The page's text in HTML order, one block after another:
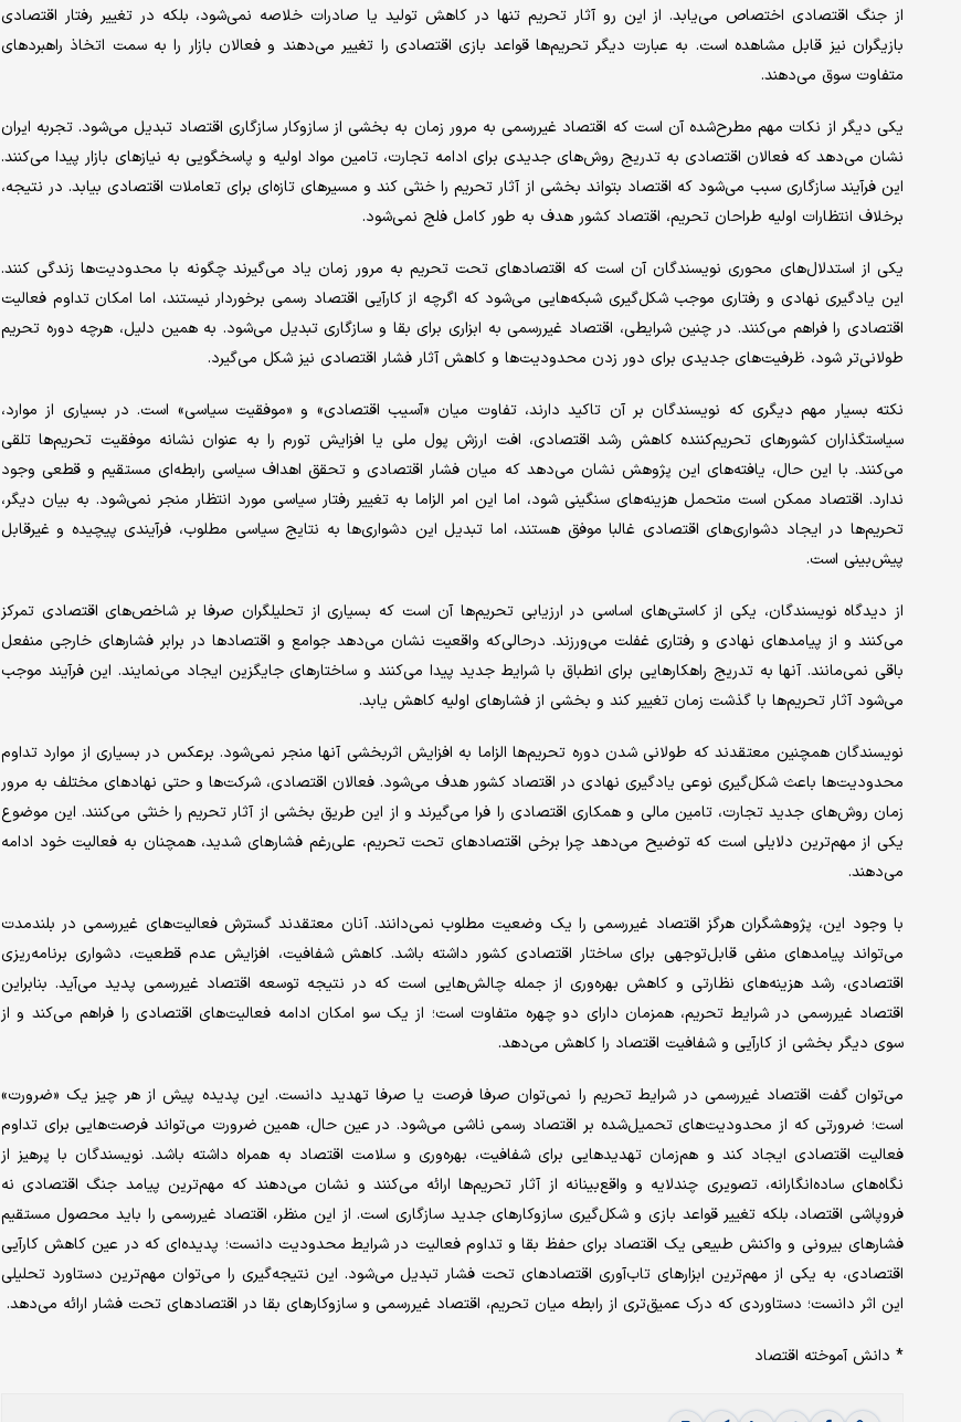
از جنگ اقتصادی اختصاص می‌یابد. از این رو آثار تحریم تنها در کاهش تولید یا صادرات خلاصه نمی‌شود، بلکه در تغییر رفتار اقتصادی
بازیگران نیز قابل مشاهده است. به عبارت دیگر تحریم‌ها قواعد بازی اقتصادی را تغییر می‌دهند و فعالان بازار را به سمت اتخاذ راهبردهای
متفاوت سوق می‌دهند.
یکی دیگر از نکات مهم مطرح‌شده آن است که اقتصاد غیررسمی به مرور زمان به بخشی از سازوکار سازگاری اقتصاد تبدیل می‌شود. تجربه ایران
نشان می‌دهد که فعالان اقتصادی به تدریج روش‌های جدیدی برای ادامه تجارت، تامین مواد اولیه و پاسخگویی به نیازهای بازار پیدا می‌کنند.
این فرآیند سازگاری سبب می‌شود که اقتصاد بتواند بخشی از آثار تحریم را خنثی کند و مسیرهای تازه‌ای برای تعاملات اقتصادی بیابد. در نتیجه،
برخلاف انتظارات اولیه طراحان تحریم، اقتصاد کشور هدف به طور کامل فلج نمی‌شود.
یکی از استدلال‌های محوری نویسندگان آن است که اقتصادهای تحت تحریم به مرور زمان یاد می‌گیرند چگونه با محدودیت‌ها زندگی کنند.
این یادگیری نهادی و رفتاری موجب شکل‌گیری شبکه‌هایی می‌شود که اگرچه از کارآیی اقتصاد رسمی برخوردار نیستند، اما امکان تداوم فعالیت
اقتصادی را فراهم می‌کنند. در چنین شرایطی، اقتصاد غیررسمی به ابزاری برای بقا و سازگاری تبدیل می‌شود. به همین دلیل، هرچه دوره تحریم
طولانی‌تر شود، ظرفیت‌های جدیدی برای دور زدن محدودیت‌ها و کاهش آثار فشار اقتصادی نیز شکل می‌گیرد.
نکته بسیار مهم دیگری که نویسندگان بر آن تاکید دارند، تفاوت میان «آسیب اقتصادی» و «موفقیت سیاسی» است. در بسیاری از موارد،
سیاستگذاران کشورهای تحریم‌کننده کاهش رشد اقتصادی، افت ارزش پول ملی یا افزایش تورم را به عنوان نشانه موفقیت تحریم‌ها تلقی
می‌کنند. با این حال، یافته‌های این پژوهش نشان می‌دهد که میان فشار اقتصادی و تحقق اهداف سیاسی رابطه‌ای مستقیم و قطعی وجود
ندارد. اقتصاد ممکن است متحمل هزینه‌های سنگینی شود، اما این امر الزاما به تغییر رفتار سیاسی مورد انتظار منجر نمی‌شود. به بیان دیگر،
تحریم‌ها در ایجاد دشواری‌های اقتصادی غالبا موفق هستند، اما تبدیل این دشواری‌ها به نتایج سیاسی مطلوب، فرآیندی پیچیده و غیرقابل
پیش‌بینی است.
از دیدگاه نویسندگان، یکی از کاستی‌های اساسی در ارزیابی تحریم‌ها آن است که بسیاری از تحلیلگران صرفا بر شاخص‌های اقتصادی تمرکز
می‌کنند و از پیامدهای نهادی و رفتاری غفلت می‌ورزند. درحالی‌که واقعیت نشان می‌دهد جوامع و اقتصادها در برابر فشارهای خارجی منفعل
باقی نمی‌مانند. آنها به تدریج راهکارهایی برای انطباق با شرایط جدید پیدا می‌کنند و ساختارهای جایگزین ایجاد می‌نمایند. این فرآیند موجب
می‌شود آثار تحریم‌ها با گذشت زمان تغییر کند و بخشی از فشارهای اولیه کاهش یابد.
نویسندگان همچنین معتقدند که طولانی شدن دوره تحریم‌ها الزاما به افزایش اثربخشی آنها منجر نمی‌شود. برعکس در بسیاری از موارد تداوم
محدودیت‌ها باعث شکل‌گیری نوعی یادگیری نهادی در اقتصاد کشور هدف می‌شود. فعالان اقتصادی، شرکت‌ها و حتی نهادهای مختلف به مرور
زمان روش‌های جدید تجارت، تامین مالی و همکاری اقتصادی را فرا می‌گیرند و از این طریق بخشی از آثار تحریم را خنثی می‌کنند. این موضوع
یکی از مهم‌ترین دلایلی است که توضیح می‌دهد چرا برخی اقتصادهای تحت تحریم، علی‌رغم فشارهای شدید، همچنان به فعالیت خود ادامه
می‌دهند.
با وجود این، پژوهشگران هرگز اقتصاد غیررسمی را یک وضعیت مطلوب نمی‌دانند. آنان معتقدند گسترش فعالیت‌های غیررسمی در بلندمدت
می‌تواند پیامدهای منفی قابل‌توجهی برای ساختار اقتصادی کشور داشته باشد. کاهش شفافیت، افزایش عدم قطعیت، دشواری برنامه‌ریزی
اقتصادی، رشد هزینه‌های نظارتی و کاهش بهره‌وری از جمله چالش‌هایی است که در نتیجه توسعه اقتصاد غیررسمی پدید می‌آید. بنابراین
اقتصاد غیررسمی در شرایط تحریم، همزمان دارای دو چهره متفاوت است؛ از یک سو امکان ادامه فعالیت‌های اقتصادی را فراهم می‌کند و از
سوی دیگر بخشی از کارآیی و شفافیت اقتصاد را کاهش می‌دهد.
می‌توان گفت اقتصاد غیررسمی در شرایط تحریم را نمی‌توان صرفا فرصت یا صرفا تهدید دانست. این پدیده پیش از هر چیز یک «ضرورت»
است؛ ضرورتی که از محدودیت‌های تحمیل‌شده بر اقتصاد رسمی ناشی می‌شود. در عین حال، همین ضرورت می‌تواند فرصت‌هایی برای تداوم
فعالیت اقتصادی ایجاد کند و هم‌زمان تهدیدهایی برای شفافیت، بهره‌وری و سلامت اقتصاد به همراه داشته باشد. نویسندگان با پرهیز از
نگاه‌های ساده‌انگارانه، تصویری چندلایه و واقع‌بینانه از آثار تحریم‌ها ارائه می‌کنند و نشان می‌دهند که مهم‌ترین پیامد جنگ اقتصادی نه
فروپاشی اقتصاد، بلکه تغییر قواعد بازی و شکل‌گیری سازوکارهای جدید سازگاری است. از این منظر، اقتصاد غیررسمی را باید محصول مستقیم
فشارهای بیرونی و واکنش طبیعی یک اقتصاد برای حفظ بقا و تداوم فعالیت در شرایط محدودیت دانست؛ پدیده‌ای که در عین کاهش کارآیی
اقتصادی، به یکی از مهم‌ترین ابزارهای تاب‌آوری اقتصادهای تحت فشار تبدیل می‌شود. این نتیجه‌گیری را می‌توان مهم‌ترین دستاورد تحلیلی
این اثر دانست؛ دستاوردی که درک عمیق‌تری از رابطه میان تحریم، اقتصاد غیررسمی و سازوکارهای بقا در اقتصادهای تحت فشار ارائه می‌دهد.
* دانش آموخته اقتصاد